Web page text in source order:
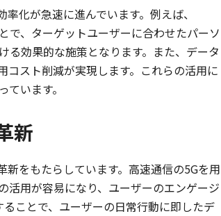
化が急速に進んでいます。例えば、
、ターゲットユーザーに合わせたパーソ
る効果的な施策となります。また、データ
スト削減が実現します。これらの活用に
います。
新
新をもたらしています。高速通信の5Gを用
活用が容易になり、ユーザーのエンゲージ
ことで、ユーザーの日常行動に即したデ